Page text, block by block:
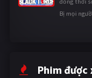
đồng thời
Bị mọi
Phim được